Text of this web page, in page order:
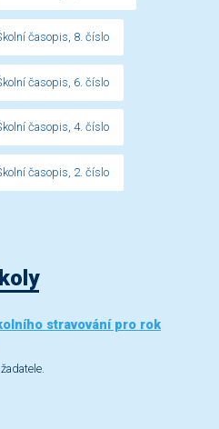
časopis, 8. číslo
časopis, 6. číslo
časopis, 4. číslo
časopis, 2. číslo
stravování pro rok